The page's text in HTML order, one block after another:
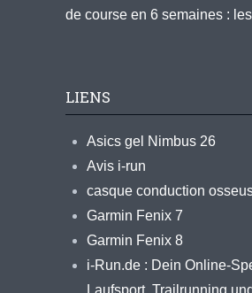
de course en 6 semaines :
LIENS
Asics gel Nimbus 26
Avis i-run
casque conduction
Garmin Fenix 7
Garmin Fenix 8
i-Run.de : Dein Online-